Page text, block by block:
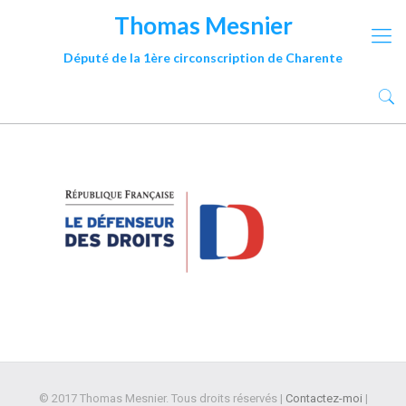
Thomas Mesnier
Député de la 1ère circonscription de Charente
© 2017 Thomas Mesnier. Tous droits réservés | Contactez-moi |